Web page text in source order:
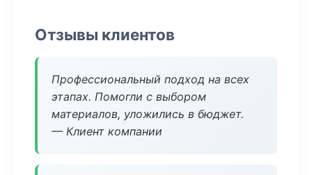
Отзывы клиентов
Профессиональный подход на всех
этапах. Помогли с выбором
материалов, уложились в бюджет.
— Клиент компании